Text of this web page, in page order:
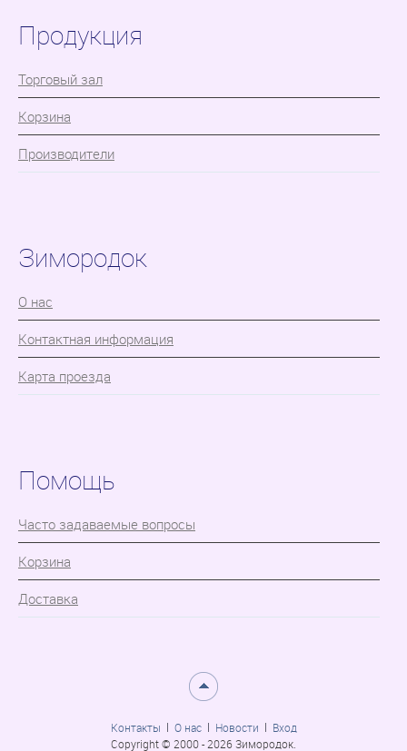
Продукция
Торговый зал
Корзина
Производители
Зимородок
О нас
Контактная информация
Карта проезда
Помощь
Часто задаваемые вопросы
Корзина
Доставка
Контакты О нас Новости
Вход
Copyright © 2000 - 2026 Зимородок.